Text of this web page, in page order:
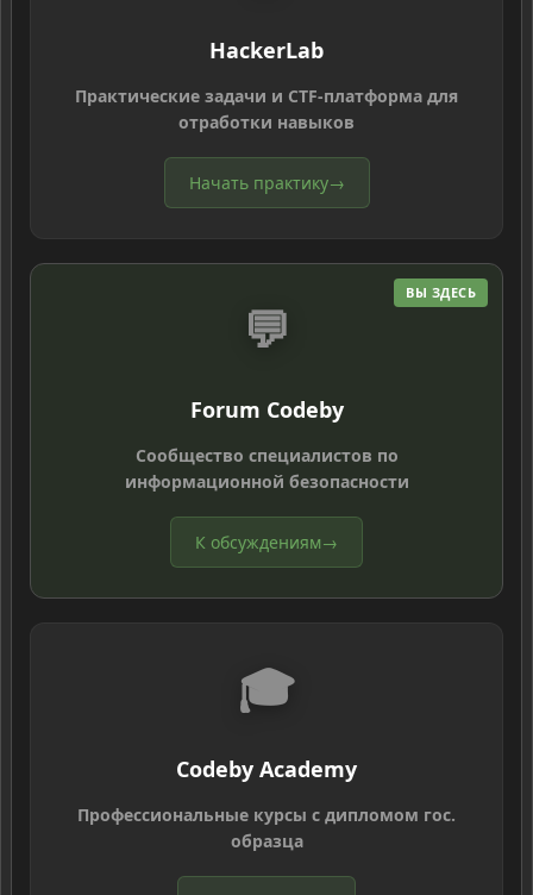
HackerLab
Практические задачи и CTF-платформа для
отработки навыков
Начать практику→
ВЫ ЗДЕСЬ
💬
Forum Codeby
Сообщество специалистов по
информационной безопасности
К обсуждениям→
🎓
Codeby Academy
Профессиональные курсы с дипломом гос.
образца